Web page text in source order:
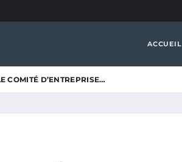
ACCUEIL
COMITÉ D’ENTREPRISE…